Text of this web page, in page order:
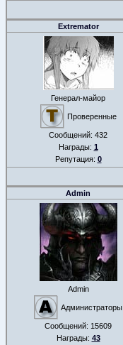
Extremator
Генерал-майор
Проверенные
Сообщений: 432
Награды: 1
Репутация: 0
Admin
Admin
Администраторы
Сообщений: 15609
Награды: 43